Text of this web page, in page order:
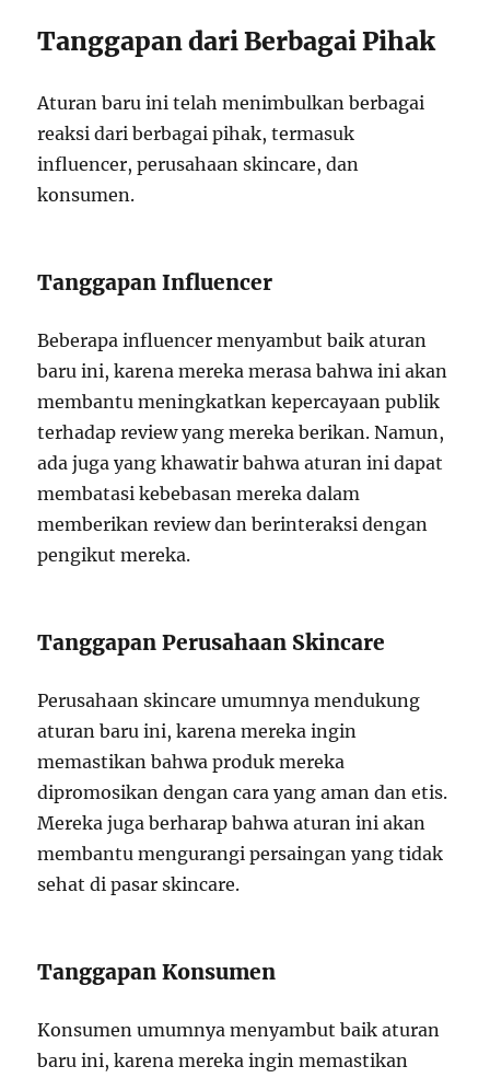
Tanggapan dari Berbagai Pihak
Aturan baru ini telah menimbulkan berbagai
reaksi dari berbagai pihak, termasuk
influencer, perusahaan skincare, dan
konsumen.
Tanggapan Influencer
Beberapa influencer menyambut baik aturan
baru ini, karena mereka merasa bahwa ini akan
membantu meningkatkan kepercayaan publik
terhadap review yang mereka berikan. Namun,
ada juga yang khawatir bahwa aturan ini dapat
membatasi kebebasan mereka dalam
memberikan review dan berinteraksi dengan
pengikut mereka.
Tanggapan Perusahaan Skincare
Perusahaan skincare umumnya mendukung
aturan baru ini, karena mereka ingin
memastikan bahwa produk mereka
dipromosikan dengan cara yang aman dan etis.
Mereka juga berharap bahwa aturan ini akan
membantu mengurangi persaingan yang tidak
sehat di pasar skincare.
Tanggapan Konsumen
Konsumen umumnya menyambut baik aturan
baru ini, karena mereka ingin memastikan